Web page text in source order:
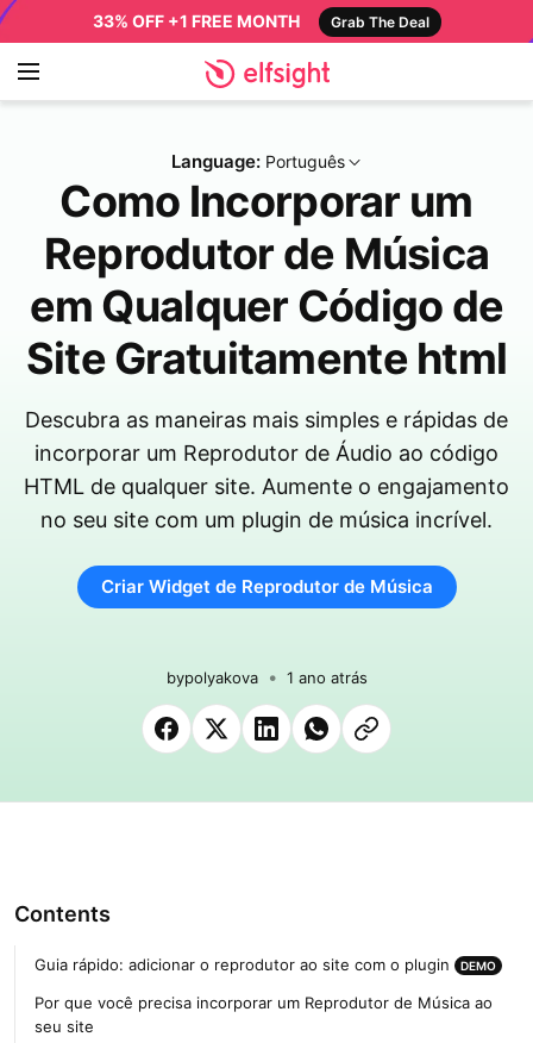
33% OFF +1 FREE MONTH Grab The Deal
Language: Português
Como Incorporar um
Reprodutor de Música
em Qualquer Código de
Site Gratuitamente html
Descubra as maneiras mais simples e rápidas de
incorporar um Reprodutor de Áudio ao código
HTML de qualquer site. Aumente o engajamento
no seu site com um plugin de música incrível.
Criar Widget de Reprodutor de Música
bypolyakova 1 ano atrás
Contents
Guia rápido: adicionar o reprodutor ao site com o plugin DEMO
Por que você precisa incorporar um Reprodutor de Música ao
seu site